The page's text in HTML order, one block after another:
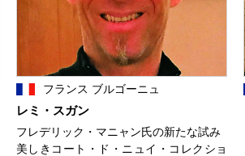
フランス ブルゴーニュ
レミ・スガン
フレデリック・マニャン氏の新たな試み
美しきコート・ド・ニュイ・コレクショ